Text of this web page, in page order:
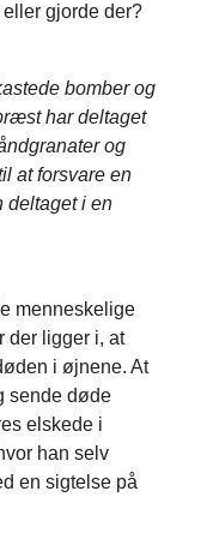
gjorde der?
bomber og
har deltaget
og
at forsvare en
deltaget i en
menneskelige
der ligger i, at
i øjnene. At
sende døde
elskede i
han selv
en sigtelse på